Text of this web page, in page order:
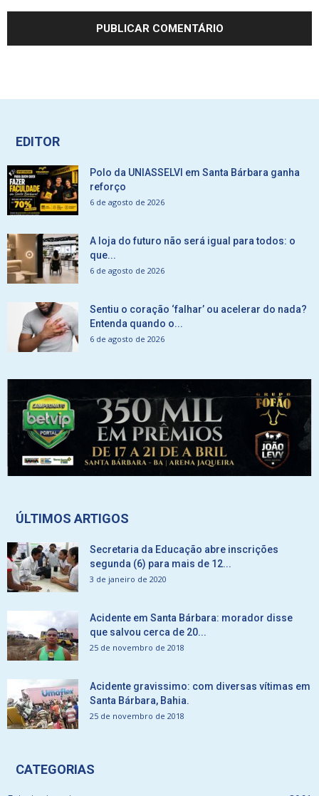
EDITOR
Polo da UNIASSELVI em Santa Bárbara ganha
reforço
6 de agosto de 2026
A loja do futuro não será igual para todos: o
que...
6 de agosto de 2026
Sentiu o coração ‘falhar’ ou acelerar do nada?
Entenda quando o...
6 de agosto de 2026
ÚLTIMOS ARTIGOS
Secretaria da Educação abre inscrições
segunda (6) para mais de 12...
3 de janeiro de 2020
Acidente em Santa Bárbara: morador disse
que salvou cerca de 20...
25 de novembro de 2018
Acidente gravissimo: com diversas vítimas em
Santa Bárbara, Bahia.
25 de novembro de 2018
CATEGORIAS